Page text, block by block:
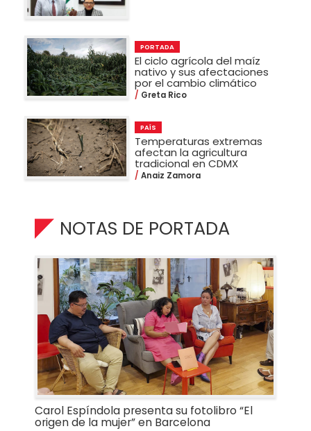
PORTADA
El ciclo agrícola del maíz
nativo y sus afectaciones
por el cambio climático
Greta Rico
PAÍS
Temperaturas extremas
afectan la agricultura
tradicional en CDMX
Anaiz Zamora
NOTAS DE PORTADA
Carol Espíndola presenta su fotolibro “El
origen de la mujer” en Barcelona